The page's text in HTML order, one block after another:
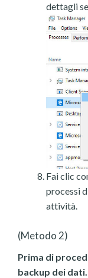
dettagli
Fai clic
processi
attività.
(Metodo 2)
Prima di
backup dei dati.